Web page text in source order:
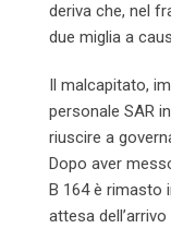
deriva che, nel
due miglia a
Il malcapitato,
personale SAR
riuscire a
Dopo aver
B 164 è rimasto
attesa